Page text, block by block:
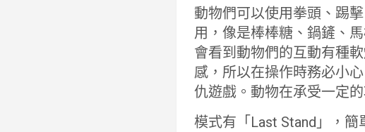
動物們可以使用拳頭、踢
用，像是棒棒糖、鍋鏟、
會看到動物們的互動有種
感，所以在操作時務必小
仇遊戲。動物在承受一定
模式有「Last Stand」，